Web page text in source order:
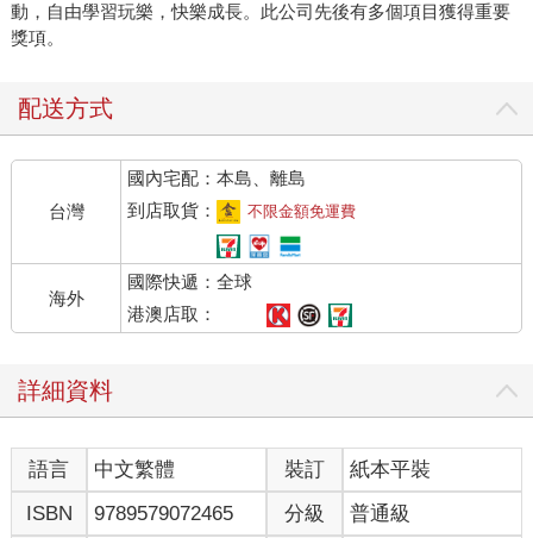
動，自由學習玩樂，快樂成長。此公司先後有多個項目獲得重要
獎項。
配送方式
台灣
國內宅配：本島、離島
到店取貨：
不限金額免運費
海外
國際快遞：全球
港澳店取：
詳細資料
語言 中文繁體 裝訂
紙本平裝
ISBN
9789579072465 分級 普通級